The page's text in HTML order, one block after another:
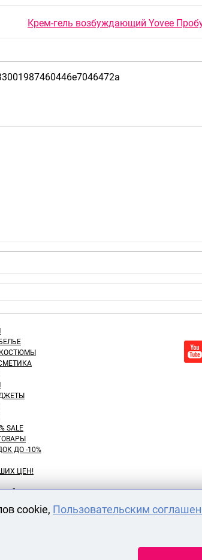
Крем-гель возбуждающий Yovee
SALE
ДО -10%
ЦЕН!
cookie, Пользовательским